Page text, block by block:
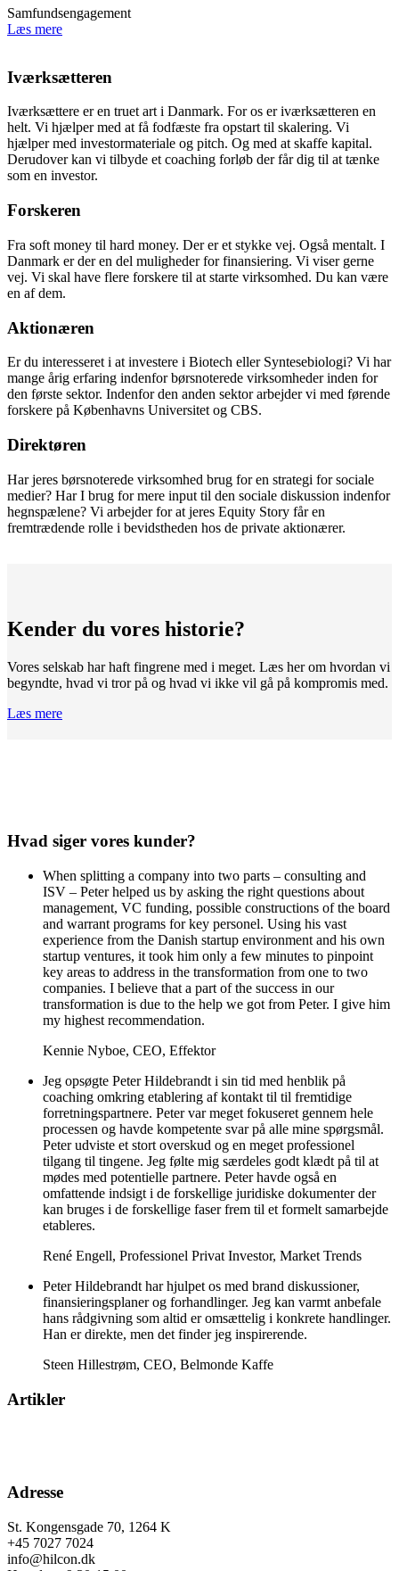
Samfundsengagement
Læs mere
Iværksætteren
Iværksættere er en truet art i Danmark. For os er iværksætteren en
helt. Vi hjælper med at få fodfæste fra opstart til skalering. Vi
hjælper med investormateriale og pitch. Og med at skaffe kapital.
Derudover kan vi tilbyde et coaching forløb der får dig til at tænke
som en investor.
Forskeren
Fra soft money til hard money. Der er et stykke vej. Også mentalt. I
Danmark er der en del muligheder for finansiering. Vi viser gerne
vej. Vi skal have flere forskere til at starte virksomhed. Du kan være
en af dem.
Aktionæren
Er du interesseret i at investere i Biotech eller Syntesebiologi? Vi har
mange årig erfaring indenfor børsnoterede virksomheder inden for
den første sektor. Indenfor den anden sektor arbejder vi med førende
forskere på Københavns Universitet og CBS.
Direktøren
Har jeres børsnoterede virksomhed brug for en strategi for sociale
medier? Har I brug for mere input til den sociale diskussion indenfor
hegnspælene? Vi arbejder for at jeres Equity Story får en
fremtrædende rolle i bevidstheden hos de private aktionærer.
Kender du vores historie?
Vores selskab har haft fingrene med i meget. Læs her om hvordan vi
begyndte, hvad vi tror på og hvad vi ikke vil gå på kompromis med.
Læs mere
Hvad siger vores kunder?
When splitting a company into two parts – consulting and
ISV – Peter helped us by asking the right questions about
management, VC funding, possible constructions of the board
and warrant programs for key personel. Using his vast
experience from the Danish startup environment and his own
startup ventures, it took him only a few minutes to pinpoint
key areas to address in the transformation from one to two
companies. I believe that a part of the success in our
transformation is due to the help we got from Peter. I give him
my highest recommendation.
Kennie Nyboe, CEO, Effektor
Jeg opsøgte Peter Hildebrandt i sin tid med henblik på
coaching omkring etablering af kontakt til til fremtidige
forretningspartnere. Peter var meget fokuseret gennem hele
processen og havde kompetente svar på alle mine spørgsmål.
Peter udviste et stort overskud og en meget professionel
tilgang til tingene. Jeg følte mig særdeles godt klædt på til at
mødes med potentielle partnere. Peter havde også en
omfattende indsigt i de forskellige juridiske dokumenter der
kan bruges i de forskellige faser frem til et formelt samarbejde
etableres.
René Engell, Professionel Privat Investor, Market Trends
Peter Hildebrandt har hjulpet os med brand diskussioner,
finansieringsplaner og forhandlinger. Jeg kan varmt anbefale
hans rådgivning som altid er omsættelig i konkrete handlinger.
Han er direkte, men det finder jeg inspirerende.
Steen Hillestrøm, CEO, Belmonde Kaffe
Artikler
Adresse
St. Kongensgade 70, 1264 K
+45 7027 7024
info@hilcon.dk